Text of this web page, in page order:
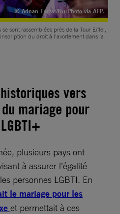
© Adnan Farzat/NurPhoto via AFP.
sont rassemblées près de la Tour Eiffel,
du droit à l’avortement dans la
vers
mariage pour
plusieurs pays ont
à assurer l’égalité
personnes LGBTI. En
le mariage pour les
et permettait à ces